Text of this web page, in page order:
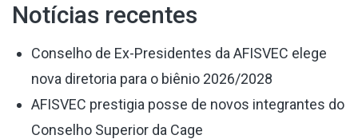
Notícias
Notícias recentes
Conselho de Ex-Presidentes da AFISVEC elege
nova diretoria para o biênio 2026/2028
AFISVEC prestigia posse de novos integrantes do
Conselho Superior da Cage